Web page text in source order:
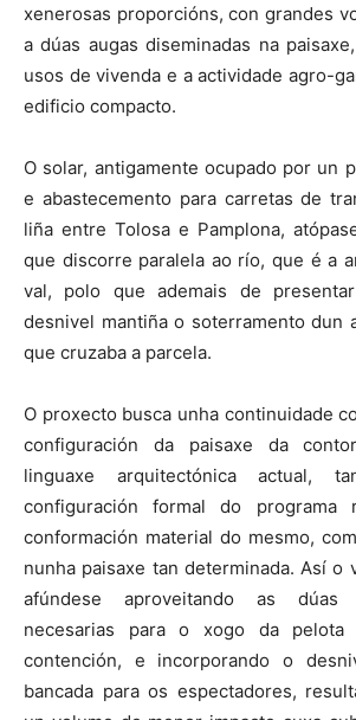
xenerosas proporcións, con grandes
a dúas augas diseminadas na
usos de vivenda e a actividade agro-
edificio compacto.
O solar, antigamente ocupado por un
e abastecemento para carretas de
liña entre Tolosa e Pamplona,
que discorre paralela ao río, que é a
val, polo que ademais de
desnivel mantiña o soterramento dun
que cruzaba a parcela.
O proxecto busca unha continuidade
configuración da paisaxe da
linguaxe arquitectónica actual,
configuración formal do programa
conformación material do mesmo,
nunha paisaxe tan determinada. Así o
afúndese aproveitando as dúas
necesarias para o xogo da pelota
contención, e incorporando o
bancada para os espectadores,